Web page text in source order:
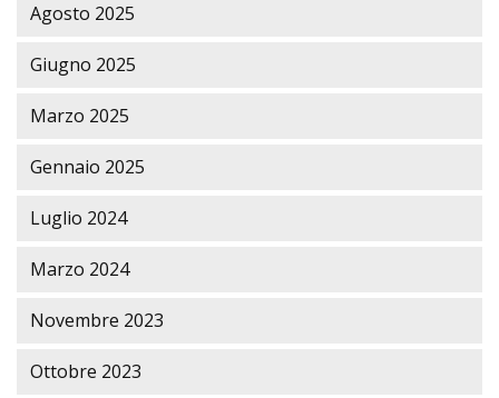
Agosto 2025
Giugno 2025
Marzo 2025
Gennaio 2025
Luglio 2024
Marzo 2024
Novembre 2023
Ottobre 2023